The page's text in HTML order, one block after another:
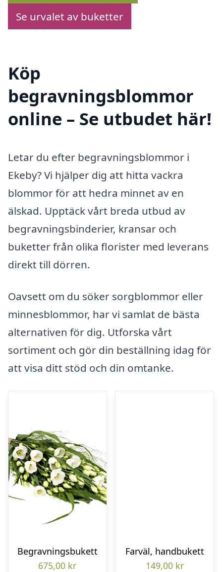
Se urvalet av buketter
Köp
begravningsblommor
online – Se utbudet här!
Letar du efter begravningsblommor i
Ekeby? Vi hjälper dig att hitta vackra
blommor för att hedra minnet av en
älskad. Upptäck vårt breda utbud av
begravningsbinderier, kransar och
buketter från olika florister med leverans
direkt till dörren.
Oavsett om du söker sorgblommor eller
minnesblommor, har vi samlat de bästa
alternativen för dig. Utforska vårt
sortiment och gör din beställning idag för
att visa ditt stöd och din omtanke.
Begravningsbukett
675,00 kr
Farväl, handbukett
149,00 kr